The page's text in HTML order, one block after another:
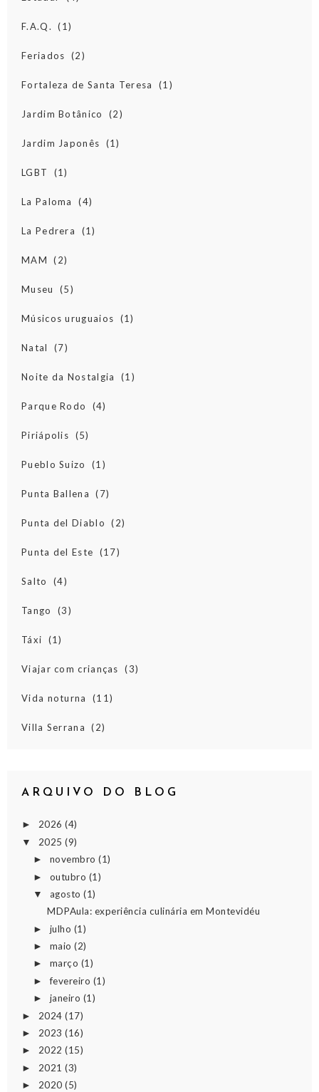
F.A.Q. (1)
Feriados (2)
Fortaleza de Santa Teresa (1)
Jardim Botânico (2)
Jardim Japonês (1)
LGBT (1)
La Paloma (4)
La Pedrera (1)
MAM (2)
Museu (5)
Músicos uruguaios (1)
Natal (7)
Noite da Nostalgia (1)
Parque Rodo (4)
Piriápolis (5)
Pueblo Suizo (1)
Punta Ballena (7)
Punta del Diablo (2)
Punta del Este (17)
Salto (4)
Tango (3)
Táxi (1)
Viajar com crianças (3)
Vida noturna (11)
Villa Serrana (2)
ARQUIVO DO BLOG
► 2026 (4)
▼ 2025 (9)
► novembro(1)
► outubro (1)
▼ agosto(1)
MDPAula: experiência culinária em Montevidéu
► julho (1)
► maio(2)
► março (1)
►fevereiro (1)
► janeiro (1)
► 2024 (17)
► 2023 (16)
► 2022 (15)
► 2021 (3)
► 2020 (5)